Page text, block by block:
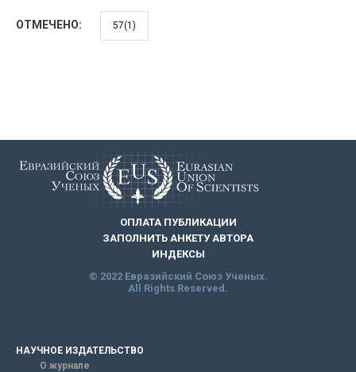
ОТМЕЧЕНО: 57(1)
ОПЛАТА ПУБЛИКАЦИИ
ЗАПОЛНИТЬ АНКЕТУ АВТОРА
ИНДЕКСЫ
© 2022 Евразийский Союз Ученых.
All Rights Reserved.
НАУЧНОЕ ИЗДАТЕЛЬСТВО
О журнале